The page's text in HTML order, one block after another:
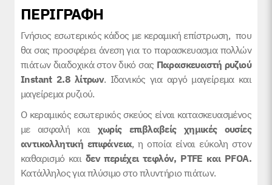
ΠΕΡΙΓΡΑΦΗ
Γνήσιος εσωτερικός κάδος με κεραμική επίστρωση, που
θα σας προσφέρει άνεση για το παρασκευασμα πολλών
πιάτων διαδοχικά στον δικό σας Παρασκευαστή ρυζιού
Instant 2.8 λίτρων. Ιδανικός για αργό μαγείρεμα και
μαγείρεμα ρυζιού.
Ο κεραμικός εσωτερικός σκεύος είναι κατασκευασμένος
με ασφαλή και χωρίς επιβλαβείς χημικές ουσίες
αντικολλητική επιφάνεια, η οποία είναι εύκολη στον
καθαρισμό και δεν περιέχει τεφλόν, PTFE και PFOA.
Κατάλληλος για πλύσιμο στο πλυντήριο πιάτων.